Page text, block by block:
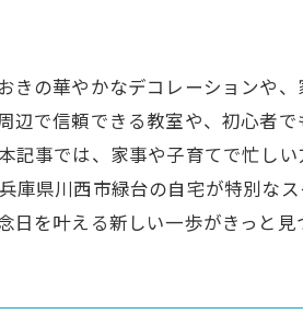
の華やかなデコレーションや
で信頼できる教室や、初心者
事では、家事や子育てで忙し
県川西市緑台の自宅が特別な
を叶える新しい一歩がきっと見